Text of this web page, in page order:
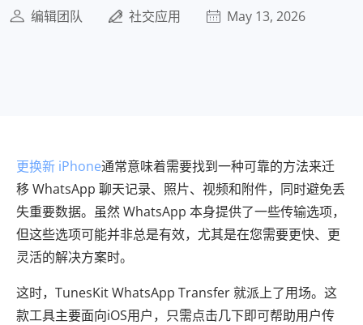
编辑团队 社交应用 May 13, 2026
更换新 iPhone通常意味着需要找到一种可靠的方法来迁
移 WhatsApp 聊天记录、照片、视频和附件，同时避免丢
失重要数据。虽然 WhatsApp 本身提供了一些传输选项，
但这些选项可能并非总是有效，尤其是在您需要更快、更
灵活的解决方案时。
这时，TunesKit WhatsApp Transfer 就派上了用场。这
款工具主要面向iOS用户，只需点击几下即可帮助用户传